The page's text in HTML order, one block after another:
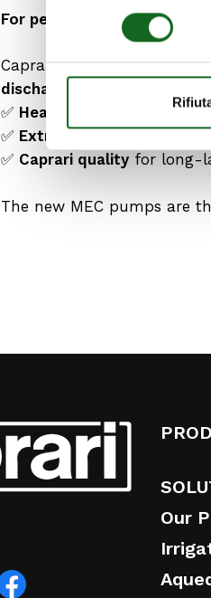
consenso
For performance beyond
Caprari presents the latest
discharge flanges
✅ Heads
above 160 metres
✅ Extreme reliability
✅ Caprari quality for long-
The new MEC pumps are
Our